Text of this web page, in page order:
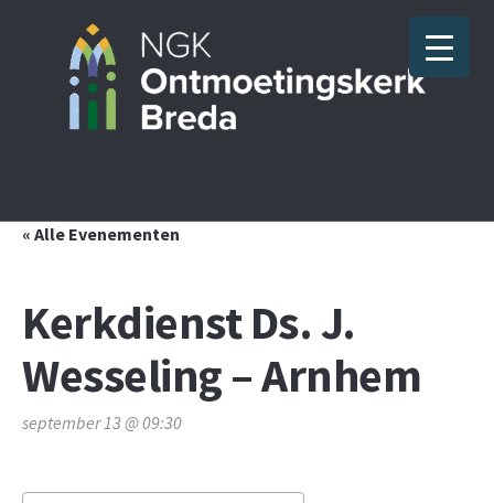
« Alle Evenementen
Kerkdienst Ds. J.
Wesseling – Arnhem
september 13 @ 09:30